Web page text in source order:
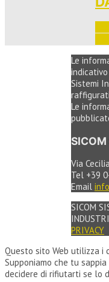
Le
Sistemi
Le
SICOM
Via
Tel +39
Email
SICOM
PRIVACY
Questo sito Web utilizza i
Supponiamo che tu
decidere di rifiutarti se lo